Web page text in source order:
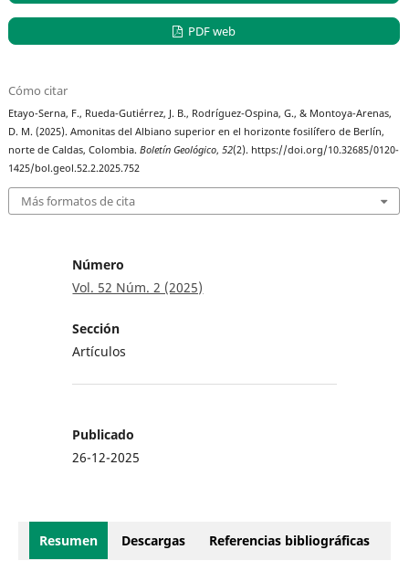
PDF web
Cómo citar
Etayo-Serna, F., Rueda-Gutiérrez, J. B., Rodríguez-Ospina, G., & Montoya-Arenas,
D. M. (2025). Amonitas del Albiano superior en el horizonte fosilífero de Berlín,
norte de Caldas, Colombia.Boletín Geológico,52(2). https://doi.org/10.32685/0120-
1425/bol.geol.52.2.2025.752
Más formatos de cita
Número
Vol. 52 Núm. 2 (2025)
Sección
Artículos
Publicado
26-12-2025
Resumen Descargas Referencias bibliográficas